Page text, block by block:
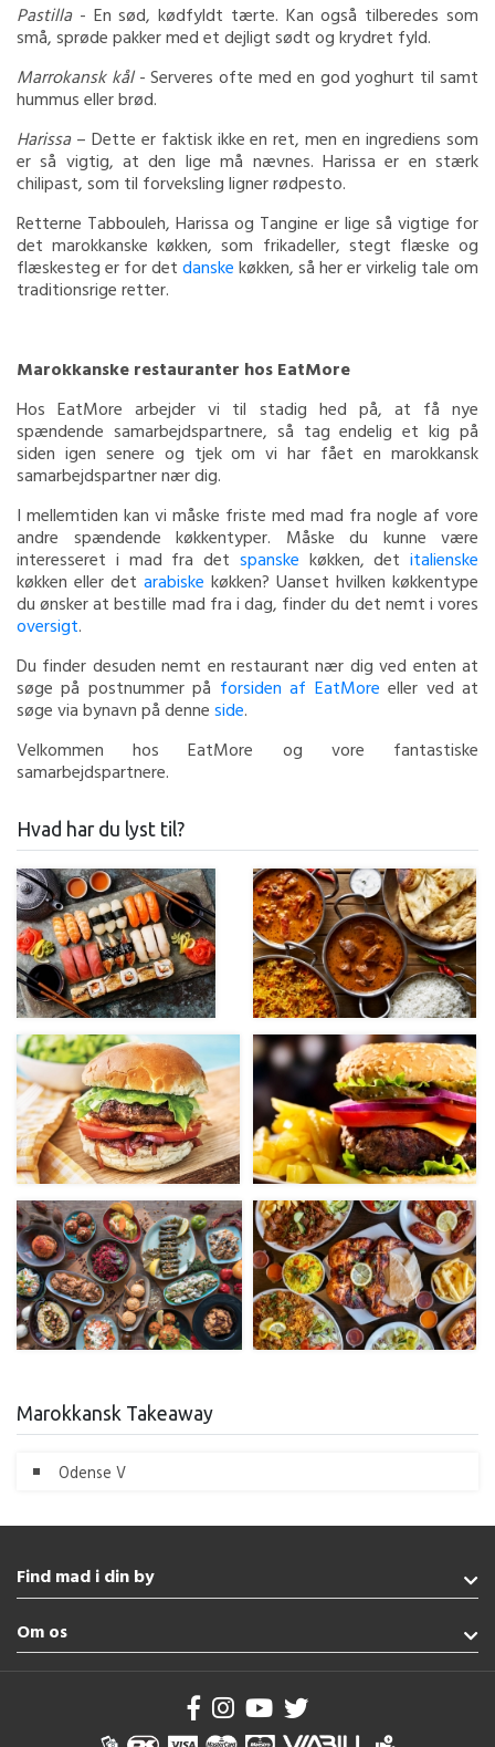
Pastilla- En sød, kødfyldt tærte. Kan også tilberedes som
små, sprøde pakker med et dejligt sødt og krydret fyld.
Marrokansk kål- Serveres ofte med en god yoghurt til samt
hummus eller brød.
Harissa– Dette er faktisk ikke en ret, men en ingrediens som
er så vigtig, at den lige må nævnes. Harissa er en stærk
chilipast, som til forveksling ligner rødpesto.
Retterne Tabbouleh, Harissa og Tangine er lige så vigtige for
det marokkanske køkken, som frikadeller, stegt flæske og
flæskesteg er for det danske køkken, så her er virkelig tale om
traditionsrige retter.
Marokkanske restauranter hos EatMore
Hos EatMore arbejder vi til stadig hed på, at få nye
spændende samarbejdspartnere, så tag endelig et kig på
siden igen senere og tjek om vi har fået en marokkansk
samarbejdspartner nær dig.
I mellemtiden kan vi måske friste med mad fra nogle af vore
andre spændende køkkentyper. Måske du kunne være
interesseret i mad fra det spanske køkken, det italienske
køkken eller det arabiske køkken? Uanset hvilken køkkentype
du ønsker at bestille mad fra i dag, finder du det nemt i vores
oversigt.
Du finder desuden nemt en restaurant nær dig ved enten at
søge på postnummer på forsiden af EatMore eller ved at
søge via bynavn på denne side.
Velkommen hos EatMore og vore fantastiske
samarbejdspartnere.
Hvad har du lyst til?
Marokkansk Takeaway
Odense V
Find mad i din by
Esbjerg
Kolding
Rødekro
Om os
Handelsbetingelser